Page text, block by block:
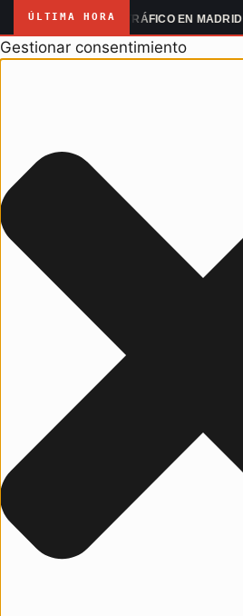
Gestionar consentimiento
ÚLTIMA HORATRÁFICO EN MADRID HOY